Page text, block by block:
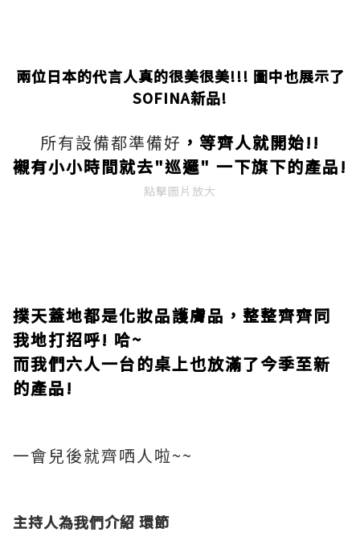
兩位日本的代言人真的很美很美!!! 圖中也展示了
SOFINA新品!
所有設備都準備好 ，等齊人就開始!!
襯有小小時間就去"巡邏" 一下旗下的產品!
點擊圖片放大
撲天蓋地都是化妝品護膚品 ，整整齊齊同
我地打招呼! 哈~
而我們六人一台的桌上也放滿了今季至新
的產品!
一會兒後就齊哂人啦~~
主持人為我們介紹 環節